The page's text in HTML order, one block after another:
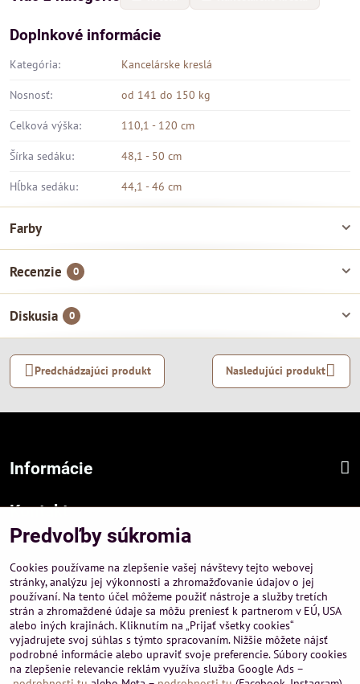
Doplnkové informácie
Kategória: Kancelárske kreslá
Nosnosť: od 141 do 150 kg
Celková výška: 110,1 - 120 cm
Šírka sedáku: 48,1 - 50 cm
Hĺbka sedáku: 44,1 - 46 cm
Farby
Recenzie 0
Diskusia 0
Predchádzajúci produkt Nasledujúci produkt
Informácie
Kontakt
Sídlo firmy :
Hurbanová 3807/21, 03601 Martin
Prevádzka a obchodné informácie :
A-PEMA, s.r.o.
Severná 14, 03601 Martin
+421 911 532545
Predvoľby súkromia
Cookies používame na zlepšenie vašej návštevy tejto webovej
stránky, analýzu jej výkonnosti a zhromažďovanie údajov o jej
používaní. Na tento účel môžeme použiť nástroje a služby tretích
strán a zhromaždené údaje sa môžu preniesť k partnerom v EÚ, USA
alebo iných krajinách. Kliknutím na „Prijať všetky cookies“
vyjadrujete svoj súhlas s týmto spracovaním. Nižšie môžete nájsť
podrobné informácie alebo upraviť svoje preferencie. Súbory cookies
na zlepšenie relevancie reklám využíva služba Google Ads –